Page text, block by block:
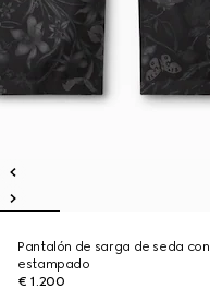
Pantalón de sarga de seda con
estampado
€ 1.200